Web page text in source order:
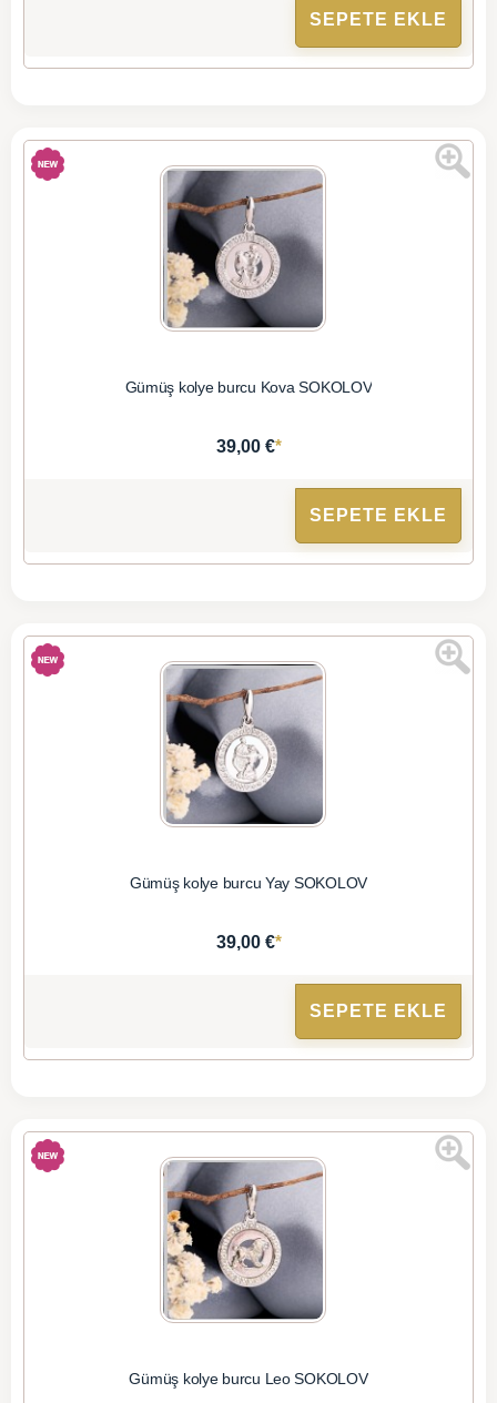
SEPETE EKLE
Gümüş kolye burcu Kova SOKOLOV
39,00 €*
SEPETE EKLE
Gümüş kolye burcu Yay SOKOLOV
39,00 €*
SEPETE EKLE
Gümüş kolye burcu Leo SOKOLOV